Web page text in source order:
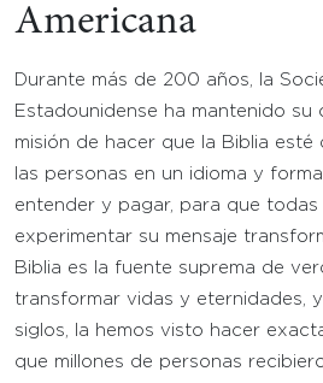
Americana
Durante más de 200 años, la
Estadounidense ha mantenido su
misión de hacer que la Biblia
las personas en un idioma y
entender y pagar, para que todas
experimentar su mensaje
Biblia es la fuente suprema de
transformar vidas y eternidades,
siglos, la hemos visto hacer
que millones de personas